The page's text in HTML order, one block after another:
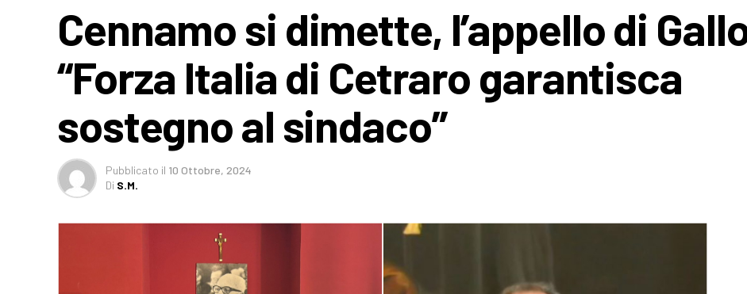
Cennamo si dimette, l’appello di
“Forza Italia di Cetraro garantisca
sostegno al sindaco”
Pubblicato il 10 Ottobre, 2024
Di S.M.